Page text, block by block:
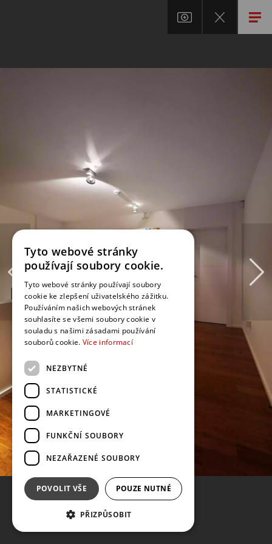
Tyto webové stránky
používají soubory cookie.
Tyto webové stránky používají soubory
cookie ke zlepšení uživatelského zážitku.
Používáním našich webových stránek
souhlasíte se všemi soubory cookie v
souladu s našimi zásadami používání
souborů cookie. Více informací
NEZBYTNÉ
STATISTICKÉ
MARKETINGOVÉ
FUNKČNÍ SOUBORY
NEZAŘAZENÉ SOUBORY
POVOLIT VŠE POUZE NUTNÉ
PŘIZPŮSOBIT